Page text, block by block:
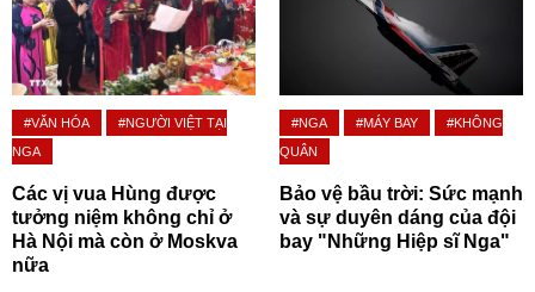
#VĂN HÓA
#NGƯỜI VIỆT TẠI
NGA
Các vị vua Hùng được
tưởng niệm không chỉ ở
Hà Nội mà còn ở Moskva
nữa
#NGA #MÁY BAY
#KHÔNG
QUÂN
Bảo vệ bầu trời: Sức mạnh
và sự duyên dáng của đội
bay "Những Hiệp sĩ Nga"